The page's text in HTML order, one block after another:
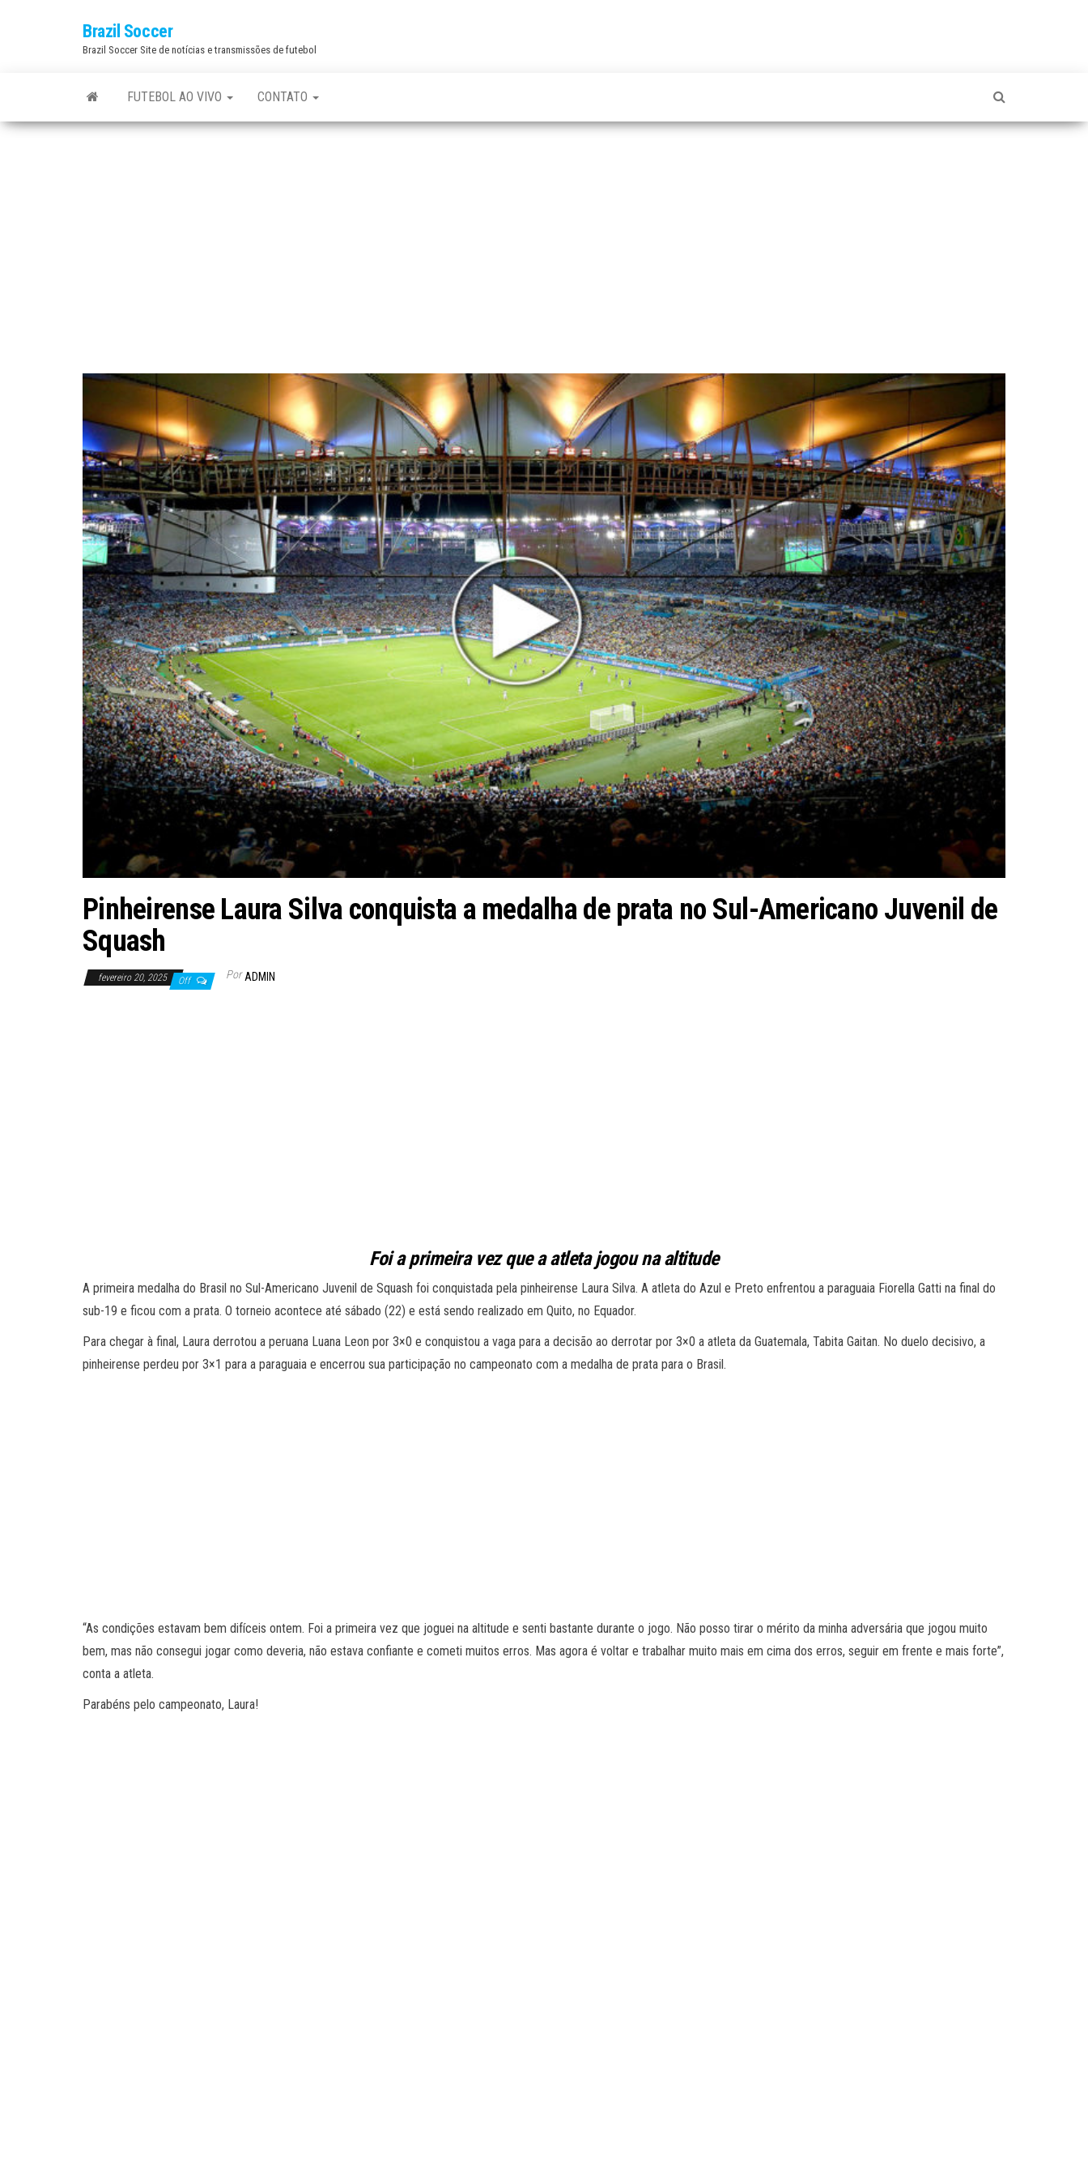
Brazil Soccer
Brazil Soccer Site de notícias e transmissões de futebol
FUTEBOL AO VIVO CONTATO
Pinheirense Laura Silva conquista a medalha de prata no Sul-Americano Juvenil de
Squash
fevereiro 20, 2025 Off Por ADMIN
Foi a primeira vez que a atleta jogou na altitude
A primeira medalha do Brasil no Sul-Americano Juvenil de Squash foi conquistada pela pinheirense Laura Silva. A atleta do Azul e Preto enfrentou a paraguaia Fiorella Gatti na final do
sub-19 e ficou com a prata. O torneio acontece até sábado (22) e está sendo realizado em Quito, no Equador.
Para chegar à final, Laura derrotou a peruana Luana Leon por 3×0 e conquistou a vaga para a decisão ao derrotar por 3×0 a atleta da Guatemala, Tabita Gaitan. No duelo decisivo, a
pinheirense perdeu por 3×1 para a paraguaia e encerrou sua participação no campeonato com a medalha de prata para o Brasil.
“As condições estavam bem difíceis ontem. Foi a primeira vez que joguei na altitude e senti bastante durante o jogo. Não posso tirar o mérito da minha adversária que jogou muito
bem, mas não consegui jogar como deveria, não estava confiante e cometi muitos erros. Mas agora é voltar e trabalhar muito mais em cima dos erros, seguir em frente e mais forte”,
conta a atleta.
Parabéns pelo campeonato, Laura!